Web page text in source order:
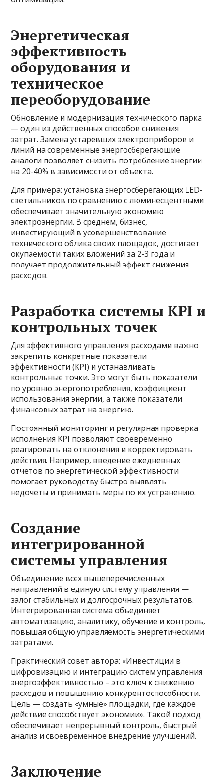
Энергетическая
эффективность
оборудования и
техническое
переоборудование
Обновление и модернизация технического парка
— один из действенных способов снижения
затрат. Замена устаревших электроприборов и
линий на современные энергосберегающие
аналоги позволяет снизить потребление энергии
на 20-40% в зависимости от объекта.
Для примера: установка энергосберегающих LED-
светильников по сравнению с люминесцентными
обеспечивает значительную экономию
электроэнергии. В среднем, бизнес,
инвестирующий в усовершенствование
технического облика своих площадок, достигает
окупаемости таких вложений за 2-3 года и
получает продолжительный эффект снижения
расходов.
Разработка системы KPI и
контрольных точек
Для эффективного управления расходами важно
закрепить конкретные показатели
эффективности (KPI) и устанавливать
контрольные точки. Это могут быть показатели
по уровню энергопотребления, коэффициент
использования энергии, а также показатели
финансовых затрат на энергию.
Постоянный мониторинг и регулярная проверка
исполнения KPI позволяют своевременно
реагировать на отклонения и корректировать
действия. Например, введение ежедневных
отчетов по энергетической эффективности
помогает руководству быстро выявлять
недочеты и принимать меры по их устранению.
Создание
интегрированной
системы управления
Объединение всех вышеперечисленных
направлений в единую систему управления —
залог стабильных и долгосрочных результатов.
Интегрированная система объединяет
автоматизацию, аналитику, обучение и контроль,
повышая общую управляемость энергетическими
затратами.
Практический совет автора: «Инвестиции в
цифровизацию и интеграцию систем управления
энергоэффективностью – это ключ к снижению
расходов и повышению конкурентоспособности.
Цель — создать «умные» площадки, где каждое
действие способствует экономии». Такой подход
обеспечивает непрерывный контроль, быстрый
анализ и своевременное внедрение улучшений.
Заключение